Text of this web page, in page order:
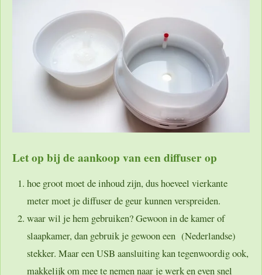
Let op bij de aankoop van een diffuser op
hoe groot moet de inhoud zijn, dus hoeveel vierkante
meter moet je diffuser de geur kunnen verspreiden.
waar wil je hem gebruiken? Gewoon in de kamer of
slaapkamer, dan gebruik je gewoon een (Nederlandse)
stekker. Maar een USB aansluiting kan tegenwoordig ook,
makkelijk om mee te nemen naar je werk en even snel